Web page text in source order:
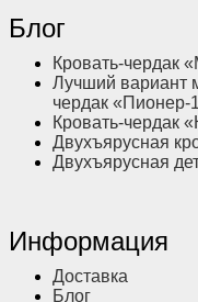
Блог
Кровать-
Лучший вариант
чердак
Кровать-чердак
Двухъярусная
Двухъярусная
Информация
Доставка
Блог